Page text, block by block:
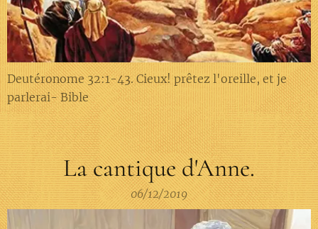
Deutéronome 32:1-43. Cieux! prêtez l'oreille, et je
parlerai- Bible
La cantique d'Anne.
06/12/2019